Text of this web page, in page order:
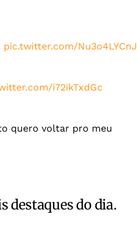
pic.twitter.com/Nu3o4LYCnJ
i72ikTxdGc
quero voltar pro meu
destaques do dia.